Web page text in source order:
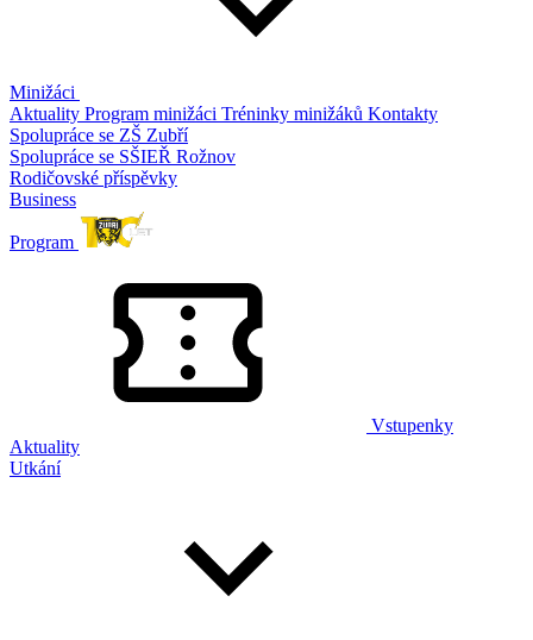
Minižáci
Aktuality Program minižáci Tréninky minižáků Kontakty
Spolupráce se ZŠ Zubří
Spolupráce se SŠIEŘ Rožnov
Rodičovské příspěvky
Business
Program
Vstupenky
Aktuality
Utkání